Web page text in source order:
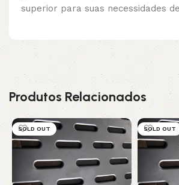
superior para suas necessidades
Produtos Relacionados
SOLD OUT SOLD OUT